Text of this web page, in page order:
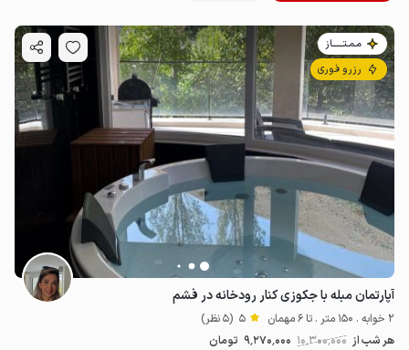
مـمـتــــــاز
رزرو فوری
آپارتمان مبله با جکوزی کنار رودخانه در فشم
2 خوابه . 150 متر . تا 6 مهمان 5 (5 نظر)
هر شب از 10٬300٬000 9٬270٬000 تومان